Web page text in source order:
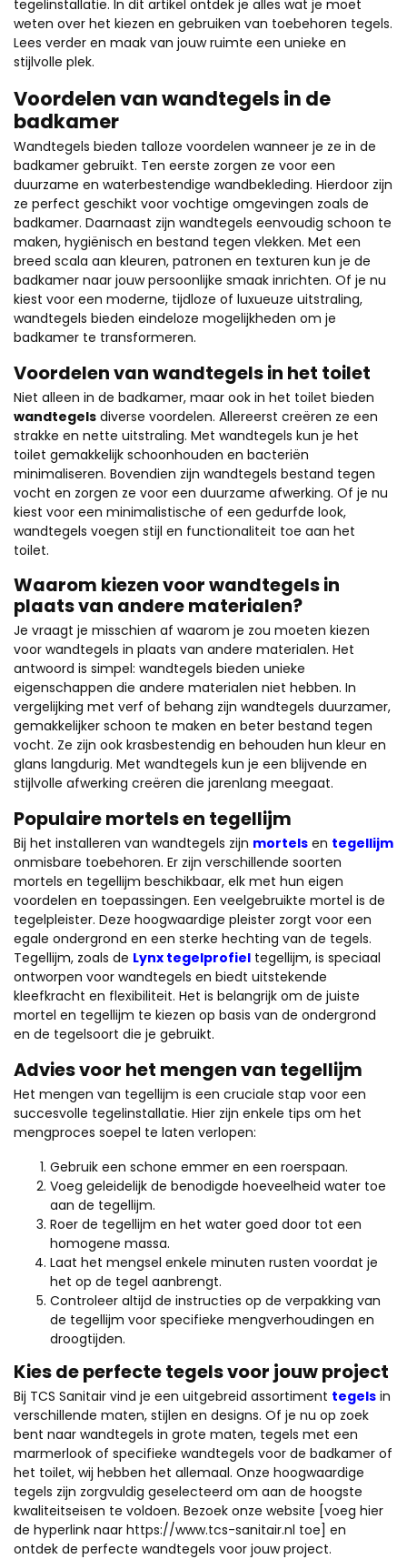
tegelinstallatie. In dit artikel ontdek je alles wat je moet
weten over het kiezen en gebruiken van toebehoren tegels.
Lees verder en maak van jouw ruimte een unieke en
stijlvolle plek.
Voordelen van wandtegels in de
badkamer
Wandtegels bieden talloze voordelen wanneer je ze in de
badkamer gebruikt. Ten eerste zorgen ze voor een
duurzame en waterbestendige wandbekleding. Hierdoor zijn
ze perfect geschikt voor vochtige omgevingen zoals de
badkamer. Daarnaast zijn wandtegels eenvoudig schoon te
maken, hygiënisch en bestand tegen vlekken. Met een
breed scala aan kleuren, patronen en texturen kun je de
badkamer naar jouw persoonlijke smaak inrichten. Of je nu
kiest voor een moderne, tijdloze of luxueuze uitstraling,
wandtegels bieden eindeloze mogelijkheden om je
badkamer te transformeren.
Voordelen van wandtegels in het toilet
Niet alleen in de badkamer, maar ook in het toilet bieden
wandtegels diverse voordelen. Allereerst creëren ze een
strakke en nette uitstraling. Met wandtegels kun je het
toilet gemakkelijk schoonhouden en bacteriën
minimaliseren. Bovendien zijn wandtegels bestand tegen
vocht en zorgen ze voor een duurzame afwerking. Of je nu
kiest voor een minimalistische of een gedurfde look,
wandtegels voegen stijl en functionaliteit toe aan het
toilet.
Waarom kiezen voor wandtegels in
plaats van andere materialen?
Je vraagt je misschien af waarom je zou moeten kiezen
voor wandtegels in plaats van andere materialen. Het
antwoord is simpel: wandtegels bieden unieke
eigenschappen die andere materialen niet hebben. In
vergelijking met verf of behang zijn wandtegels duurzamer,
gemakkelijker schoon te maken en beter bestand tegen
vocht. Ze zijn ook krasbestendig en behouden hun kleur en
glans langdurig. Met wandtegels kun je een blijvende en
stijlvolle afwerking creëren die jarenlang meegaat.
Populaire mortels en tegellijm
Bij het installeren van wandtegels zijn mortels en tegellijm
onmisbare toebehoren. Er zijn verschillende soorten
mortels en tegellijm beschikbaar, elk met hun eigen
voordelen en toepassingen. Een veelgebruikte mortel is de
tegelpleister. Deze hoogwaardige pleister zorgt voor een
egale ondergrond en een sterke hechting van de tegels.
Tegellijm, zoals de Lynx tegelprofiel tegellijm, is speciaal
ontworpen voor wandtegels en biedt uitstekende
kleefkracht en flexibiliteit. Het is belangrijk om de juiste
mortel en tegellijm te kiezen op basis van de ondergrond
en de tegelsoort die je gebruikt.
Advies voor het mengen van tegellijm
Het mengen van tegellijm is een cruciale stap voor een
succesvolle tegelinstallatie. Hier zijn enkele tips om het
mengproces soepel te laten verlopen:
Gebruik een schone emmer en een roerspaan.
Voeg geleidelijk de benodigde hoeveelheid water toe
aan de tegellijm.
Roer de tegellijm en het water goed door tot een
homogene massa.
Laat het mengsel enkele minuten rusten voordat je
het op de tegel aanbrengt.
Controleer altijd de instructies op de verpakking van
de tegellijm voor specifieke mengverhoudingen en
droogtijden.
Kies de perfecte tegels voor jouw project
Bij TCS Sanitair vind je een uitgebreid assortiment tegels in
verschillende maten, stijlen en designs. Of je nu op zoek
bent naar wandtegels in grote maten, tegels met een
marmerlook of specifieke wandtegels voor de badkamer of
het toilet, wij hebben het allemaal. Onze hoogwaardige
tegels zijn zorgvuldig geselecteerd om aan de hoogste
kwaliteitseisen te voldoen. Bezoek onze website [voeg hier
de hyperlink naar https://www.tcs-sanitair.nl toe] en
ontdek de perfecte wandtegels voor jouw project.